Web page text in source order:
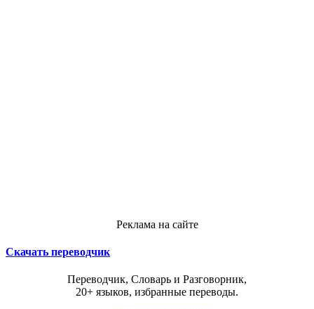
Реклама на сайте
Скачать переводчик
Переводчик, Словарь и Разговорник,
20+ языков, избранные переводы.